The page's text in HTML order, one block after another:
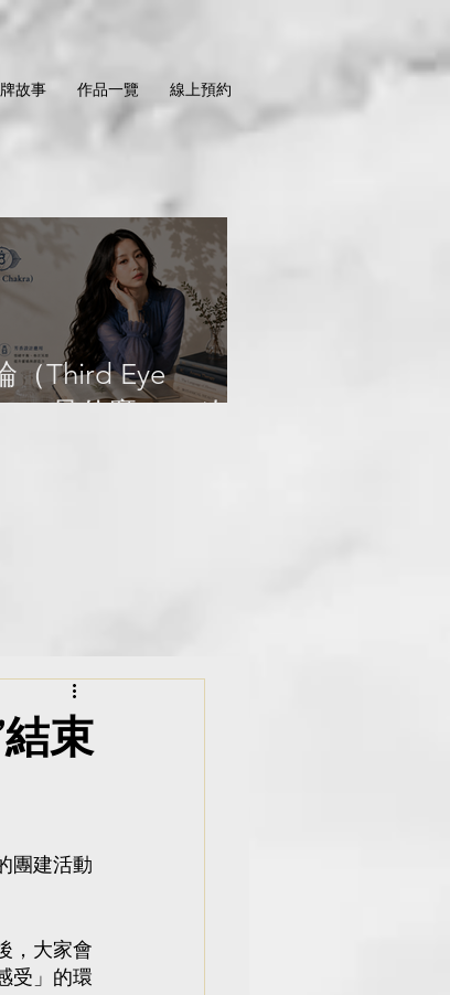
故事 作品一覽 線上預約
（Third Eye
）是什麼？ 一次認
束
團建活動
，大家會
受」的環